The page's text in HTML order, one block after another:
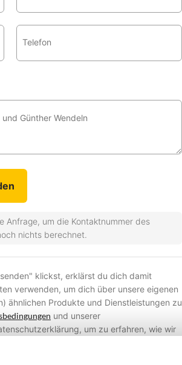
Telefon
Günther Wendeln
Anfrage, um die Kontaktnummer des
nichts berechnet.
klickst, erklärst du dich damit
verwenden, um dich über unsere eigenen
ähnlichen Produkte und Dienstleistungen zu
und unserer
um zu erfahren, wie wir